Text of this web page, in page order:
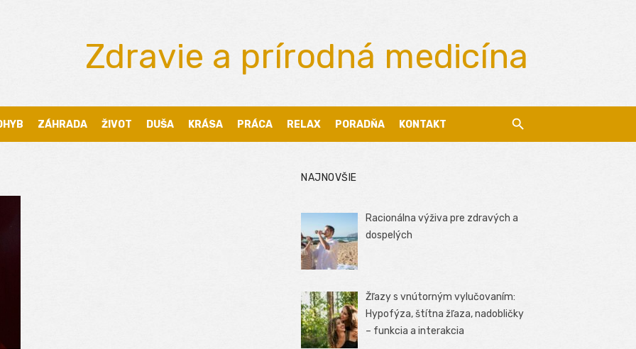
Zdravie a prírodná medicína
ZÁHRADA ŽIVOT DUŠA KRÁSA PRÁCA RELAX PORADŇA KONTAKT
NAJNOVŠIE
Racionálna výživa pre zdravých a
dospelých
Žľazy s vnútorným vylučovaním:
Hypofýza, štítna žľaza, nadobličky
– funkcia a interakcia